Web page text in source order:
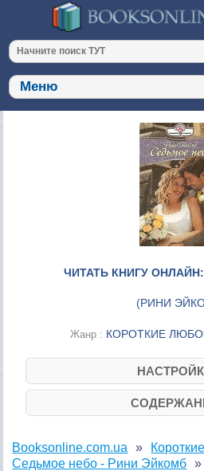
ЧИТАТЬ КНИГУ
(РИНИ
Жанр : КОРОТКИЕ
Booksonline.com.ua
Седьмое небо - Рини Эйкомб